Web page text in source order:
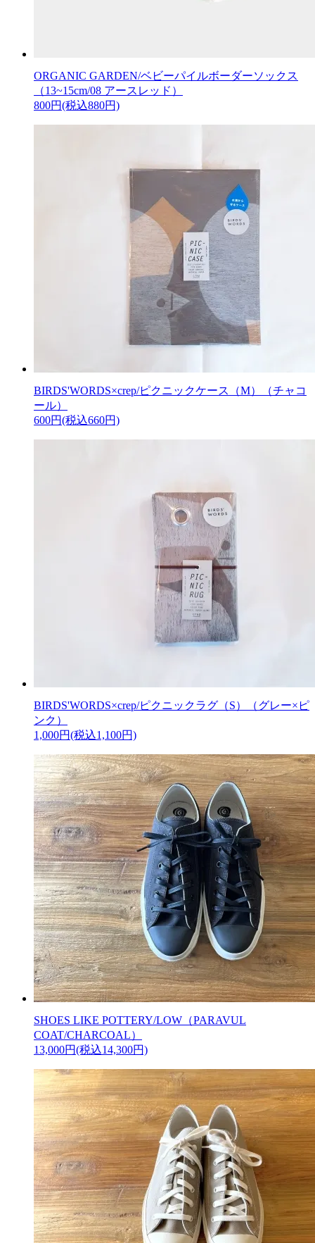
ORGANIC GARDEN/ベビーパイルボーダーソックス
（13~15cm/08 アースレッド）
800円(税込880円)
BIRDS'WORDS×crep/ピクニックケース（M）（チャコ
ール）
600円(税込660円)
BIRDS'WORDS×crep/ピクニックラグ（S）（グレー×ピ
ンク）
1,000円(税込1,100円)
SHOES LIKE POTTERY/LOW（PARAVUL
COAT/CHARCOAL）
13,000円(税込14,300円)